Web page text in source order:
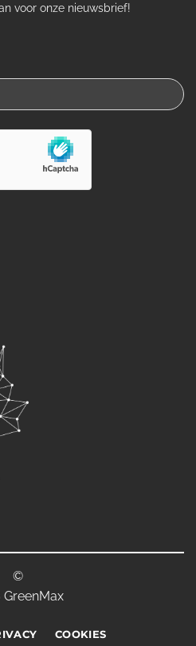
voor onze nieuwsbrief!
©
GreenMax
COOKIES